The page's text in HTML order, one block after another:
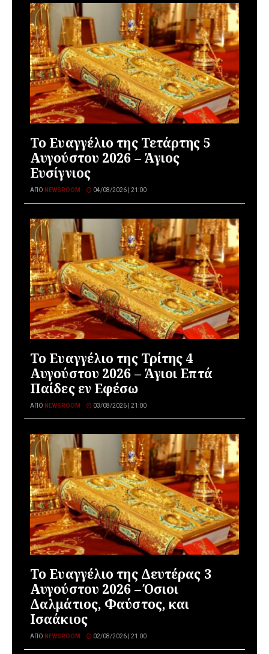
Το Ευαγγέλιο της Τετάρτης 5
Αυγούστου 2026 – Άγιος
Ευσίγνιος
ΑΠΌ NEWSROOM 04/08/2026 | 21:00
Το Ευαγγέλιο της Τρίτης 4
Αυγούστου 2026 – Άγιοι Επτά
Παίδες εν Εφέσω
ΑΠΌ NEWSROOM 03/08/2026 | 21:00
Το Ευαγγέλιο της Δευτέρας 3
Αυγούστου 2026 – Όσιοι
Δαλμάτιος, Φαύστος, και
Ισαάκιος
ΑΠΌ NEWSROOM 02/08/2026 | 21:00